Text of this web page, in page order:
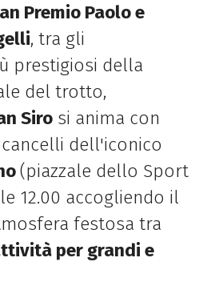
Premio Paolo e
, tra gli
prestigiosi della
del trotto,
Sirosi anima con
dell'iconico
(piazzale dello Sport
12.00 accogliendo il
festosa tra
per grandi e